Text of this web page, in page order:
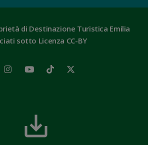
di Destinazione Turistica Emilia
sotto Licenza CC-BY